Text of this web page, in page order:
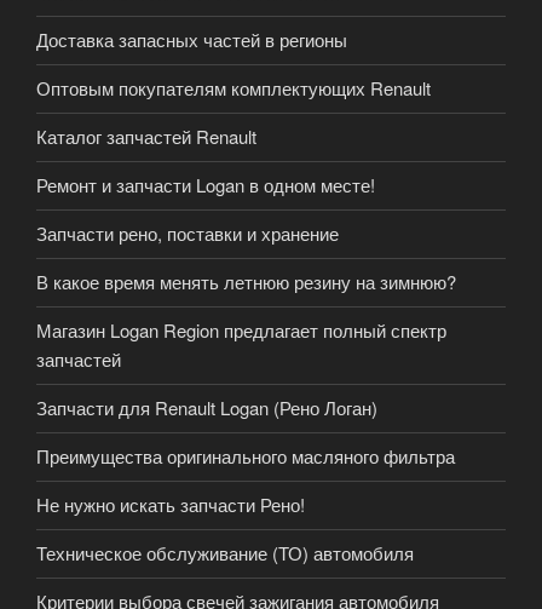
Доставка запасных частей в регионы
Оптовым покупателям комплектующих Renault
Каталог запчастей Renault
Ремонт и запчасти Logan в одном месте!
Запчасти рено, поставки и хранение
В какое время менять летнюю резину на зимнюю?
Магазин Logan Region предлагает полный спектр
запчастей
Запчасти для Renault Logan (Рено Логан)
Преимущества оригинального масляного фильтра
Не нужно искать запчасти Рено!
Техническое обслуживание (ТО) автомобиля
Критерии выбора свечей зажигания автомобиля